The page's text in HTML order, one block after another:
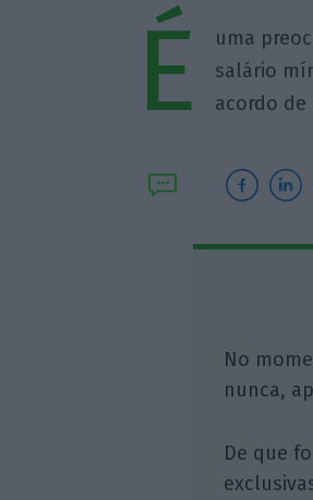
É
uma
salário
acordo de
No
nunca,
De que